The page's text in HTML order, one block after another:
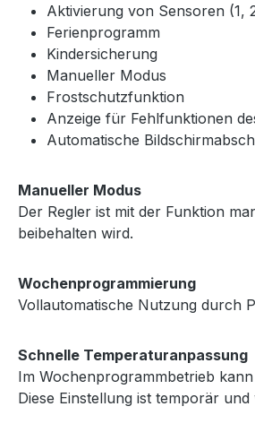
Aktivierung von Sensoren (1,
Ferienprogramm
Kindersicherung
Manueller Modus
Frostschutzfunktion
Anzeige für Fehlfunktionen
Automatische
Manueller Modus
Der Regler ist mit der Funktion
beibehalten wird.
Wochenprogrammierung
Vollautomatische Nutzung durch
Schnelle Temperaturanpassung
Im Wochenprogrammbetrieb
Diese Einstellung ist temporär